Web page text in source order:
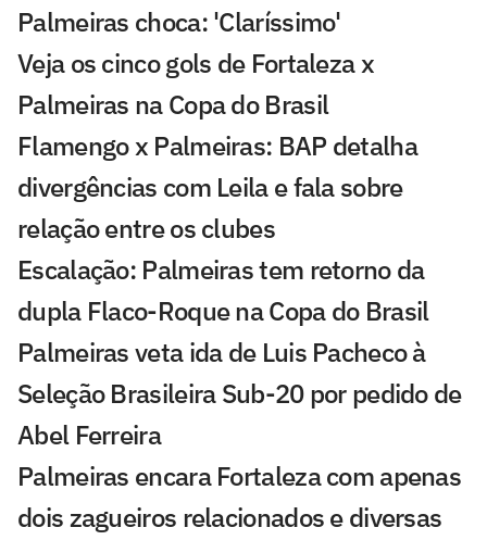
Palmeiras choca: 'Claríssimo'
Veja os cinco gols de Fortaleza x
Palmeiras na Copa do Brasil
Flamengo x Palmeiras: BAP detalha
divergências com Leila e fala sobre
relação entre os clubes
Escalação: Palmeiras tem retorno da
dupla Flaco-Roque na Copa do Brasil
Palmeiras veta ida de Luis Pacheco à
Seleção Brasileira Sub-20 por pedido de
Abel Ferreira
Palmeiras encara Fortaleza com apenas
dois zagueiros relacionados e diversas